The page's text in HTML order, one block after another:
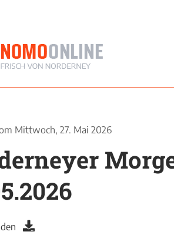
Mittwoch, 27. Mai 2026